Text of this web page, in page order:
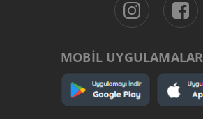
MOBİL UYGULAMALAR